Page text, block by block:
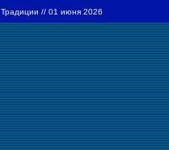
Традиции // 01 июня 2026